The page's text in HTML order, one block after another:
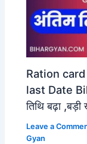
Ration
last Date
तिथि बढ़ा
Leave a
Gyan